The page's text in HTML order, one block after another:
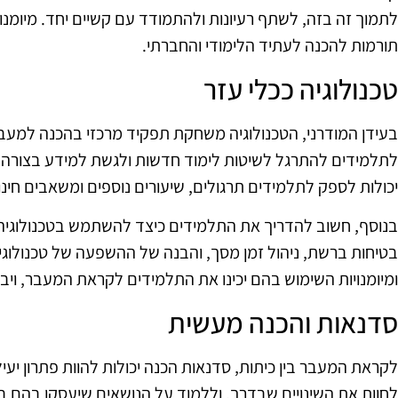
לתמוך זה בזה, לשתף רעיונות ולהתמודד עם קשיים יחד.
תורמות להכנה לעתיד הלימודי והחברתי.
טכנולוגיה ככלי עזר
בעידן המודרני, הטכנולוגיה משחקת תפקיד מרכזי בהכנה למעבר
לתלמידים להתרגל לשיטות לימוד חדשות ולגשת למידע
יכולות לספק לתלמידים תרגולים, שיעורים נוספים ומשאבים
בנוסף, חשוב להדריך את התלמידים כיצד להשתמש
בטיחות ברשת, ניהול זמן מסך, והבנה של ההשפעה של
ומיומנויות השימוש בהם יכינו את התלמידים לקראת המעבר,
סדנאות והכנה מעשית
לקראת המעבר בין כיתות, סדנאות הכנה יכולות להוות פתרון
לחוות את השינויים שבדרך, וללמוד על הנושאים שיעסקו